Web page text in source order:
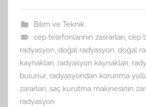
Bilim ve Teknik
cep telefonlarının zasrarları, cep
radyasyon, doğal radyasyon, doğal
kaynakları, radyasyon kaynakları,
bulunur, radyasyondan korunma
zararları, saç kurutma makinesinin
radyasyon